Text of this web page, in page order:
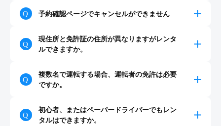
予約確認ページでキャンセルができません
現住所と免許証の住所が異なりますがレンタ
ルできますか。
複数名で運転する場合、運転者の免許は必要
ですか。
初心者、またはペーパードライバーでもレン
タルはできますか。